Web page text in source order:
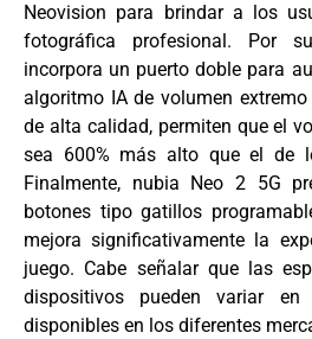
Neovision para brindar a los
fotográfica profesional. Por
incorpora un puerto doble para
algoritmo IA de volumen
de alta calidad, permiten que el
sea 600% más alto que el de
Finalmente, nubia Neo 2 5G
botones tipo gatillos
mejora significativamente la
juego. Cabe señalar que las
dispositivos pueden variar
disponibles en los diferentes